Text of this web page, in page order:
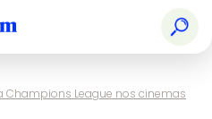
Champions League nos cinemas